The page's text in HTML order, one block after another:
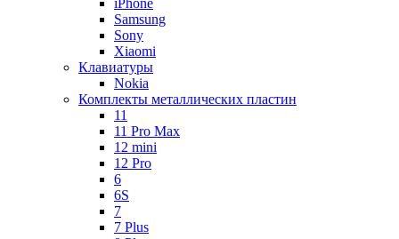
iPhone
Samsung
Sony
Xiaomi
Клавиатуры
Nokia
Комплекты металлических пластин
11
11 Pro Max
12 mini
12 Pro
6
6S
7
7 Plus